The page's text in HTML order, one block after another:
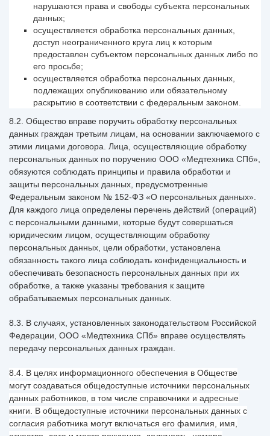
нарушаются права и свободы субъекта персональных
данных;
осуществляется обработка персональных данных,
доступ неограниченного круга лиц к которым
предоставлен субъектом персональных данных либо по
его просьбе;
осуществляется обработка персональных данных,
подлежащих опубликованию или обязательному
раскрытию в соответствии с федеральным законом.
8.2. Общество вправе поручить обработку персональных
данных граждан третьим лицам, на основании заключаемого с
этими лицами договора. Лица, осуществляющие обработку
персональных данных по поручению ООО «Медтехника СПб»,
обязуются соблюдать принципы и правила обработки и
защиты персональных данных, предусмотренные
Федеральным законом № 152-ФЗ «О персональных данных».
Для каждого лица определены перечень действий (операций)
с персональными данными, которые будут совершаться
юридическим лицом, осуществляющим обработку
персональных данных, цели обработки, установлена
обязанность такого лица соблюдать конфиденциальность и
обеспечивать безопасность персональных данных при их
обработке, а также указаны требования к защите
обрабатываемых персональных данных.
8.3. В случаях, установленных законодательством Российской
Федерации, ООО «Медтехника СПб» вправе осуществлять
передачу персональных данных граждан.
8.4. В целях информационного обеспечения в Обществе
могут создаваться общедоступные источники персональных
данных работников, в том числе справочники и адресные
книги. В общедоступные источники персональных данных с
согласия работника могут включаться его фамилия, имя,